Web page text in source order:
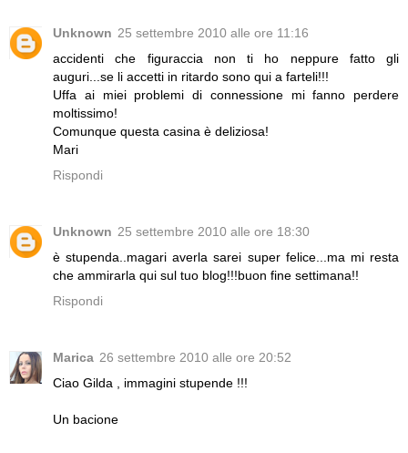
Unknown 25 settembre 2010 alle ore 11:16
accidenti che figuraccia non ti ho neppure fatto gli
auguri...se li accetti in ritardo sono qui a farteli!!!
Uffa ai miei problemi di connessione mi fanno perdere
moltissimo!
Comunque questa casina è deliziosa!
Mari
Rispondi
Unknown 25 settembre 2010 alle ore 18:30
è stupenda..magari averla sarei super felice...ma mi resta
che ammirarla qui sul tuo blog!!!buon fine settimana!!
Rispondi
Marica 26 settembre 2010 alle ore 20:52
Ciao Gilda , immagini stupende !!!
Un bacione